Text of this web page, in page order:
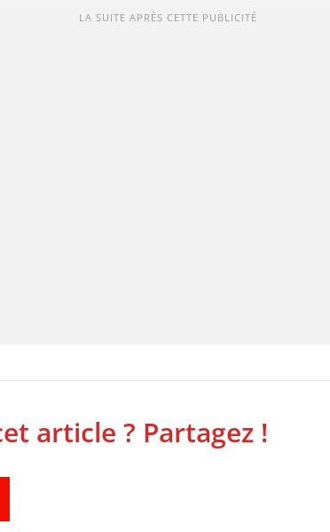
LA SUITE APRÈS CETTE PUBLICITÉ
article ? Partagez !